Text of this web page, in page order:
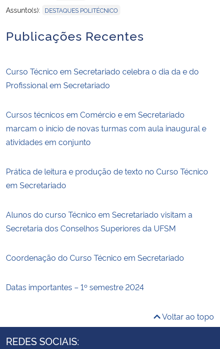
Assunto(s): DESTAQUES POLITÉCNICO
Publicações Recentes
Curso Técnico em Secretariado celebra o dia da e do
Profissional em Secretariado
Cursos técnicos em Comércio e em Secretariado
marcam o início de novas turmas com aula inaugural e
atividades em conjunto
Prática de leitura e produção de texto no Curso Técnico
em Secretariado
Alunos do curso Técnico em Secretariado visitam a
Secretaria dos Conselhos Superiores da UFSM
Coordenação do Curso Técnico em Secretariado
Datas importantes – 1º semestre 2024
Voltar ao topo
REDES SOCIAIS: